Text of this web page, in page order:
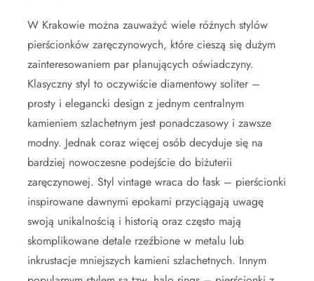
W Krakowie można zauważyć wiele różnych stylów
pierścionków zaręczynowych, które cieszą się dużym
zainteresowaniem par planujących oświadczyny.
Klasyczny styl to oczywiście diamentowy soliter –
prosty i elegancki design z jednym centralnym
kamieniem szlachetnym jest ponadczasowy i zawsze
modny. Jednak coraz więcej osób decyduje się na
bardziej nowoczesne podejście do biżuterii
zaręczynowej. Styl vintage wraca do łask – pierścionki
inspirowane dawnymi epokami przyciągają uwagę
swoją unikalnością i historią oraz często mają
skomplikowane detale rzeźbione w metalu lub
inkrustacje mniejszych kamieni szlachetnych. Innym